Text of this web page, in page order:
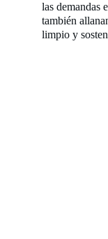
las demandas
también
limpio y